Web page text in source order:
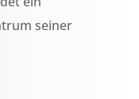
seiner